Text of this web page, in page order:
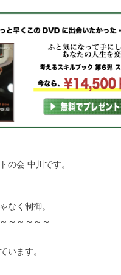
の会 中川です。
なく制御。
～～～～～
います。